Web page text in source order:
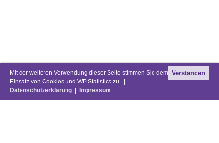
Mit der weiteren Verwendung dieser Seite stimmen Sie dem
Einsatz von Cookies und WP Statistics zu. |
Datenschutzerklärung
Impressum
Verstanden